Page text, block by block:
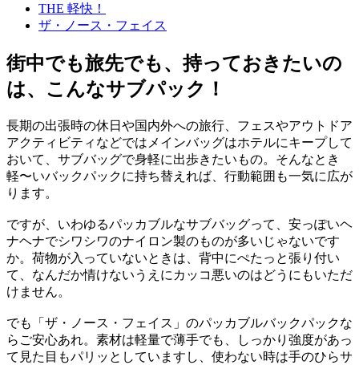
THE 軽快！
ザ・ノース・フェイス
街中でも旅先でも、持っておきたいの
は、こんなサブパック！
長期の出張時の休日や国内外への旅行、フェスやアウトドア
アクティビティなどではメインバッグはホテルにキープして
おいて、サブバッグで身軽に出歩きたいもの。そんなとき
軽〜いバックパックに持ち替えれば、行動範囲も一気に広が
ります。
ですが、いわゆるパッカブルなサブバッグって、安っぽいヘ
ナヘナでシワシワのナイロン製のものが多いじゃないです
か。荷物が入っていないときは、背中にぺたっと張り付い
て、なんだか情けないうえにカッコ悪いのはどうにもいただ
けません。
でも「ザ・ノース・フェイス」のパッカブルバックパックな
らご安心あれ。素材は軽量で薄手でも、しっかり強度があっ
て見た目もパリッとしていますし、使わない時は手のひらサ